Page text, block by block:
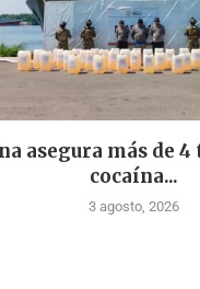
asegura más de 4
cocaína...
3 agosto, 2026